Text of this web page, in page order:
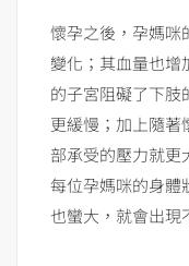
懷孕之後，孕媽咪
變化；其血量也增
的子宮阻礙了下肢
更緩慢；加上隨著
部承受的壓力就更
每位孕媽咪的身體
也蠻大，就會出現